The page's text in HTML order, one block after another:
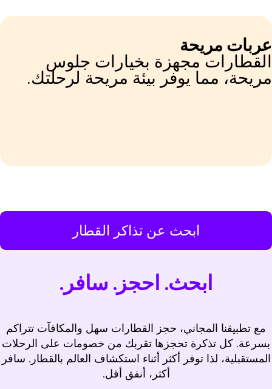
مريحة
مجهزة بخيارات جلوس
مما يوفر بيئة مريحة لرحلتك.
ابحث عن تذاكر القطار
ابحث. احجز. سافر.
مع تطبيقنا المجاني، حجز القطارات سهل والمكافآت تتراكم
بسرعة. كل تذكرة تحجزها تقربك من خصومات على الرحلات
المستقبلية، لذا توفر أكثر أثناء استكشاف العالم بالقطار. سافر
أكثر، أنفق أقل.